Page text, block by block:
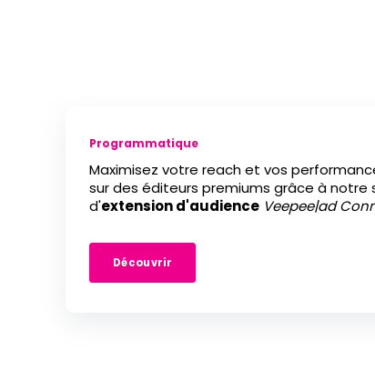
Programmatique
Maximisez votre reach et vos
sur des éditeurs premiums grâce à notre
d'extension d'audience Veepee|ad
Découvrir